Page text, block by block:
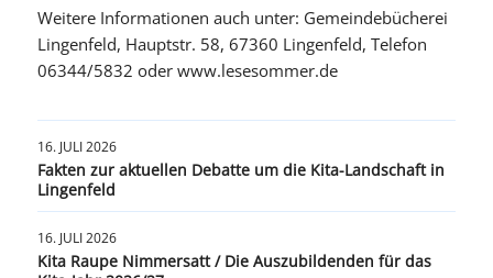
Weitere Informationen auch unter: Gemeindebücherei
Lingenfeld, Hauptstr. 58, 67360 Lingenfeld, Telefon
06344/5832 oder www.lesesommer.de
16. JULI 2026
Fakten zur aktuellen Debatte um die Kita-Landschaft in
Lingenfeld
16. JULI 2026
Kita Raupe Nimmersatt / Die Auszubildenden für das